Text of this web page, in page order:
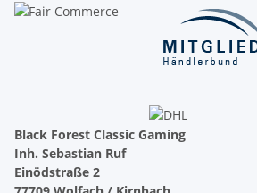
Black Forest Classic Gaming
Inh. Sebastian Ruf
Einödstraße 2